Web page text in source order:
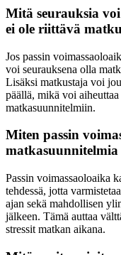
Mitä seurauksia
ei ole riittävä
Jos passin
voi seurauksena olla
Lisäksi matkustaja voi
päällä, mikä voi
matkasuunnitelmiin.
Miten passin
matkasuunnitelmia
Passin voimassaoloaika
tehdessä, jotta
ajan sekä mahdollisen
jälkeen. Tämä auttaa
stressit matkan aikana.